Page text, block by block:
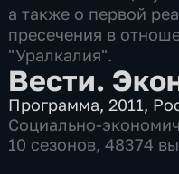
а также о первой
пресечения в
"Уралкалия".
Вести.
Программа,2011,
Социально-
10 сезонов, 48374